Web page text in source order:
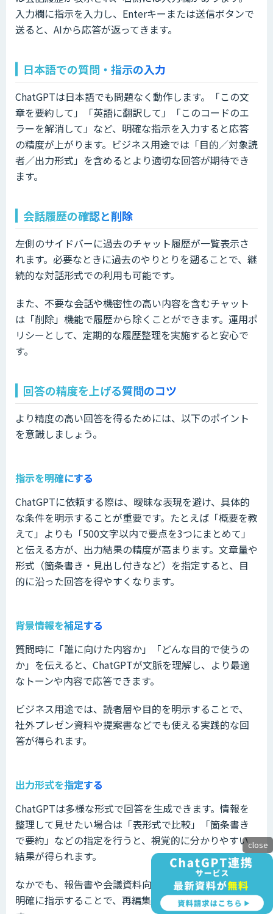
入力欄に指示を入力し、Enterキーまたは送信ボタンで
送ると、AIから応答が返ってきます。
日本語での質問・指示の入力
ChatGPTは日本語でも問題なく動作します。「この文
章を要約して」「英語に翻訳して」「このコードのエ
ラーを解消して」など、明確な指示を入力すると応答
の精度が上がります。ビジネス用途では「目的／対象読
者／出力形式」を含めるとより適切な回答が期待でき
ます。
会話履歴の確認と削除
左側のサイドバーに過去のチャット履歴が一覧表示さ
れます。必要なときに過去のやりとりを遡ることで、継
続的な対話形式での利用も可能です。
また、不要な会話や機密性の高い内容を含むチャット
は「削除」機能で履歴から除くことができます。運用ポ
リシーとして、定期的な履歴整理を実施すると安心で
す。
回答の精度を上げる質問のコツ
より精度の高い回答を得るためには、以下のポイント
を意識しましょう。
指示を明確にする
ChatGPTに依頼する際は、曖昧な表現を避け、具体的
な条件を明示することが重要です。たとえば「概要を教
えて」よりも「500文字以内で要点を3つにまとめて」
と伝える方が、出力結果の精度が高まります。文章量や
形式（箇条書き・見出し付きなど）を指定すると、目
的に沿った回答を得やすくなります。
背景情報を補足する
質問時に「誰に向けた内容か」「どんな目的で使うの
か」を伝えると、ChatGPTが文脈を理解し、より最適
なトーンや内容で応答できます。
ビジネス用途では、読者層や目的を明示することで、
社外プレゼン資料や提案書などでも使える実践的な回
答が得られます。
出力形式を指定する
ChatGPTは多様な形式で回答を生成できます。情報を
整理して見せたい場合は「表形式で比較」「箇条書き
で要約」などの指定を行うと、視覚的に分かりやすい
結果が得られます。
なかでも、報告書や会議資料向けの出力では、形式を
明確に指示することで、再編集の手間を大幅に省けま
close